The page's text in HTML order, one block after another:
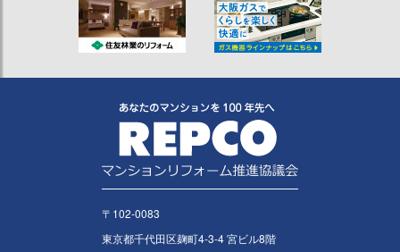
〒102-0083
東京都千代田区麹町4-3-4 宮ビル8階